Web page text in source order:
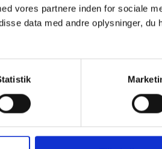
vores partnere inden for sociale
data med andre oplysninger, du
& Medie
lys
Køkken -